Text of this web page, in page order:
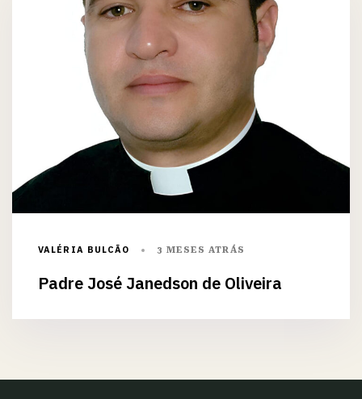
VALÉRIA BULCÃO 3 MESES ATRÁS
Padre José Janedson de Oliveira